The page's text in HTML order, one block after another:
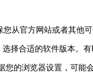
从官方网站或者其他
选择合适的软件版本。
的浏览器设置，可能